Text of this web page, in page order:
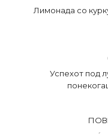
Лимонада со
Успехот под